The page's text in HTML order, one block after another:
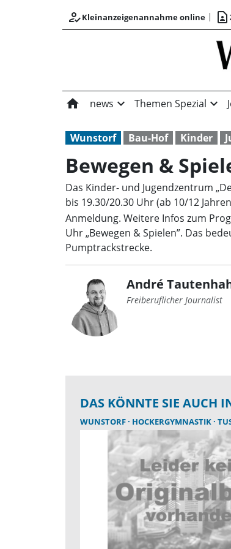
how_to_regKleinanzeigenannahme online contact_page
home news expand_more Themen Spezial expand_more
Wunstorf Bau-Hof Kinder
Bewegen &
Das Kinder- und Jugendzentrum
bis 19.30/20.30 Uhr (ab 10/12
Anmeldung. Weitere Infos zum
Uhr „Bewegen & Spielen”. Das
Pumptrackstrecke.
André
Freiberuflicher Journalist
DAS KÖNNTE SIE AUCH
WUNSTORF HOCKERGYMNASTIK